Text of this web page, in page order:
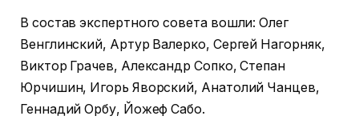
В состав экспертного совета вошли: Олег
Венглинский, Артур Валерко, Сергей Нагорняк,
Виктор Грачев, Александр Сопко, Степан
Юрчишин, Игорь Яворский, Анатолий Чанцев,
Геннадий Орбу, Йожеф Сабо.